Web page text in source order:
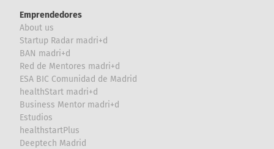
Emprendedores
About us
Startup Radar madri+d
BAN madri+d
Red de Mentores madri+d
ESA BIC Comunidad de Madrid
healthStart madri+d
Business Mentor madri+d
Estudios
healthstartPlus
Deeptech Madrid